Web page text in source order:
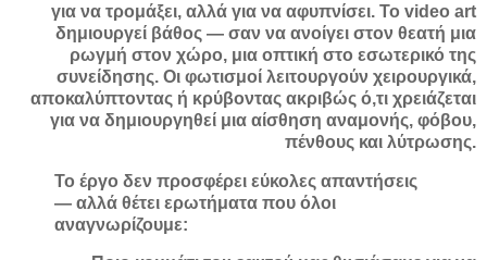
για να τρομάξει, αλλά για να αφυπνίσει. Το video art
δημιουργεί βάθος — σαν να ανοίγει στον θεατή μια
ρωγμή στον χώρο, μια οπτική στο εσωτερικό της
συνείδησης. Οι φωτισμοί λειτουργούν χειρουργικά,
αποκαλύπτοντας ή κρύβοντας ακριβώς ό,τι χρειάζεται
για να δημιουργηθεί μια αίσθηση αναμονής, φόβου,
πένθους και λύτρωσης.
Το έργο δεν προσφέρει εύκολες απαντήσεις
— αλλά θέτει ερωτήματα που όλοι
αναγνωρίζουμε: